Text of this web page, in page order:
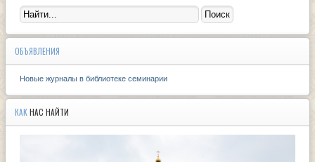
ОБЪЯВЛЕНИЯ
Новые журналы в библиотеке семинарии
КАКНАС НАЙТИ